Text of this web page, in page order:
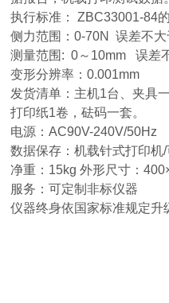
执行标准： ZBC33001-84
侧力范围：0-70N 误差不
测量范围: 0～10mm 误差
变形分辨率：0.001mm
发货清单：主机1台、夹具
打印纸1卷，砝码一套。
电源：AC90V-240V/50Hz
数据保存：机载针式打印机
净重：15kg 外形尺寸：
服务：可定制非标仪器
仪器终身依国家标准规定升